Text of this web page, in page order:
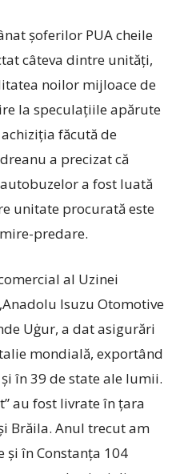
șoferilor PUA cheile
câteva dintre unități,
noilor mijloace de
la speculațiile apărute
făcută de
a precizat că
a fost luată
unitate procurată este
predare.
al Uzinei
Isuzu Otomotive
Uġur, a dat asigurări
mondială, exportând
în 39 de state ale lumii.
au fost livrate în țara
Brăila. Anul trecut am
și în Constanța 104